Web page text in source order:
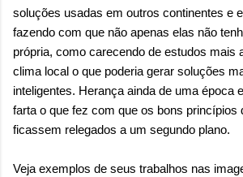
soluções usadas em outros continentes e
fazendo com que não apenas elas não
própria, como carecendo de estudos mais
clima local o que poderia gerar soluções
inteligentes. Herança ainda de uma época
farta o que fez com que os bons princípios
ficassem relegados a um segundo plano.
Veja exemplos de seus trabalhos nas